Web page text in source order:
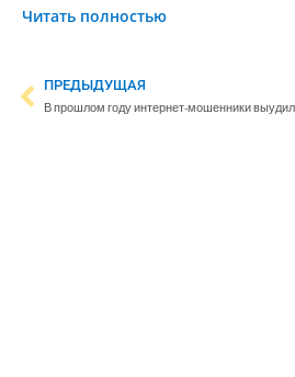
Читать полностью
ПРЕДЫДУЩАЯ